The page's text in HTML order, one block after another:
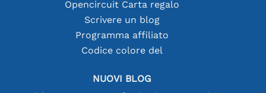
Opencircuit Carta regalo
Scrivere un blog
Programma affiliato
Codice colore del
NUOVI BLOG